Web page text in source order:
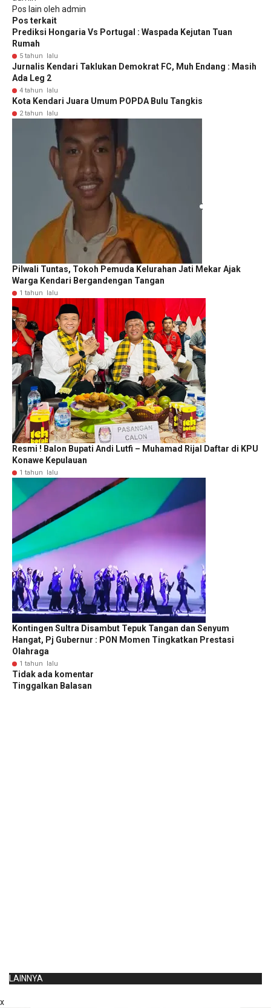
Pos lain oleh admin
Pos terkait
Prediksi Hongaria Vs Portugal : Waspada Kejutan Tuan
Rumah
5 tahun lalu
Jurnalis Kendari Taklukan Demokrat FC, Muh Endang : Masih
Ada Leg 2
4 tahun lalu
Kota Kendari Juara Umum POPDA Bulu Tangkis
2 tahun lalu
Pilwali Tuntas, Tokoh Pemuda Kelurahan Jati Mekar Ajak
Warga Kendari Bergandengan Tangan
1 tahun lalu
Resmi ! Balon Bupati Andi Lutfi – Muhamad Rijal Daftar di KPU
Konawe Kepulauan
1 tahun lalu
Kontingen Sultra Disambut Tepuk Tangan dan Senyum
Hangat, Pj Gubernur : PON Momen Tingkatkan Prestasi
Olahraga
1 tahun lalu
Tidak ada komentar
Tinggalkan Balasan
LAINNYA
x